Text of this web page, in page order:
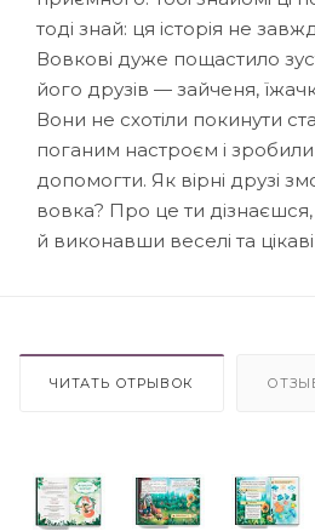
тоді знай: ця історія не
Вовкові дуже пощастило
його друзів — зайченя,
Вони не схотіли покинути
поганим настроєм і
допомогти. Як вірні друзі
вовка? Про це ти
й виконавши веселі та
ЧИТАТЬ ОТРЫВОК